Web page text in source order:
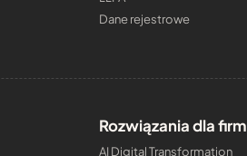
Dane rejestrowe
Rozwiązania dla firm
AI Digital Transformation